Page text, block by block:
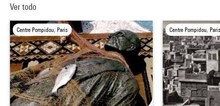
Ver todo
Centre Pompidou, Paris Centre Pompidou,